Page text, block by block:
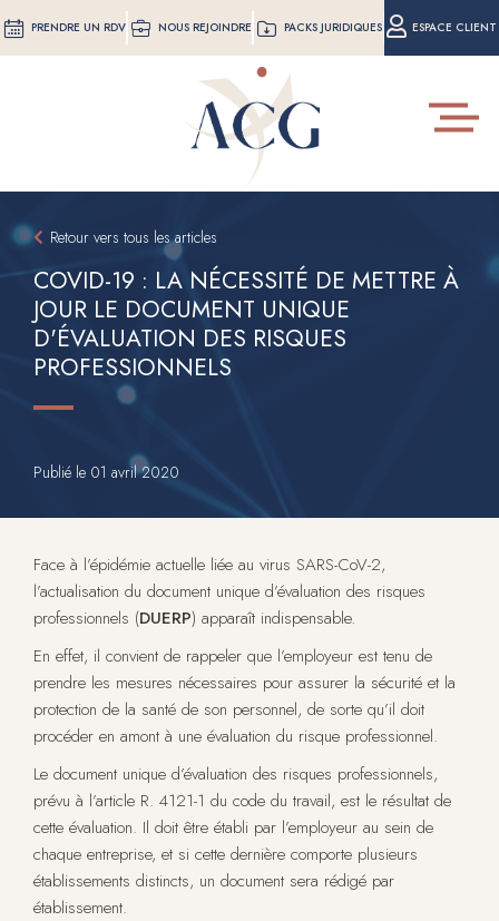
Aller
au
PRENDRE UN RDV NOUS REJOINDRE PACKS JURIDIQUES ESPACE CLIENT
Toggle
Retour vers tous les articles
COVID-19 : LA NÉCESSITÉ DE METTRE À
JOUR LE DOCUMENT UNIQUE
D'ÉVALUATION DES RISQUES
PROFESSIONNELS
Publié le 01 avril 2020
Face à l’épidémie actuelle liée au virus SARS-CoV-2,
l’actualisation du document unique d’évaluation des risques
professionnels (DUERP) apparaît indispensable.
En effet, il convient de rappeler que l’employeur est tenu de
prendre les mesures nécessaires pour assurer la sécurité et la
protection de la santé de son personnel, de sorte qu’il doit
procéder en amont à une évaluation du risque professionnel.
Le document unique d’évaluation des risques professionnels,
prévu à l’article R. 4121-1 du code du travail, est le résultat de
cette évaluation. Il doit être établi par l’employeur au sein de
chaque entreprise, et si cette dernière comporte plusieurs
établissements distincts, un document sera rédigé par
établissement.